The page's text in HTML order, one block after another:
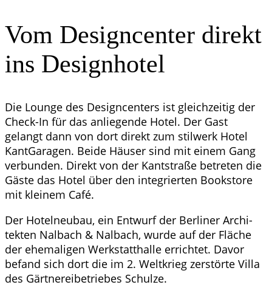
Vom Design­cen­ter direkt
ins Designhotel
Die Lounge des Design­cen­ters ist gleich­zei­tig der
Check-In für das anlie­gen­de Hotel. Der Gast
gelangt dann von dort direkt zum stil­werk Hotel
Kant­Ga­ra­gen. Bei­de Häu­ser sind mit einem Gang
ver­bun­den. Direkt von der Kant­stra­ße betre­ten die
Gäs­te das Hotel über den inte­grier­ten Book­s­to­re
mit klei­nem Café.
Der Hotel­neu­bau, ein Ent­wurf der Ber­li­ner Archi­
tek­ten Nal­bach & Nal­bach, wur­de auf der Flä­che
der ehe­ma­li­gen Werk­statt­hal­le errich­tet. Davor
befand sich dort die im 2. Welt­krieg zer­stör­te Vil­la
des Gärt­ne­rei­be­trie­bes Schulze.